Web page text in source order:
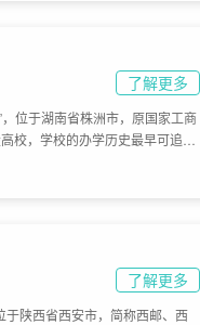
了解更多
位于湖南省株洲市，原国家工商
校，学校的办学历史最早可追溯
了解更多
陕西省西安市，简称西邮、西